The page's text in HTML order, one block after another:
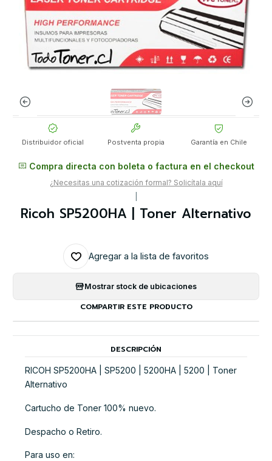
Distribuidor oficial Postventa propia Garantía en Chile
Compra directa con boleta o factura en el checkout
¿Necesitas una cotización formal? Solicítala aquí
Ricoh SP5200HA | Toner Alternativo
Agregar a la lista de favoritos
Mostrar stock de ubicaciones
COMPARTIR ESTE PRODUCTO
DESCRIPCIÓN
RICOH SP5200HA | SP5200 | 5200HA | 5200 | Toner
Alternativo
Cartucho de Toner 100% nuevo.
Despacho o Retiro.
Para uso en: